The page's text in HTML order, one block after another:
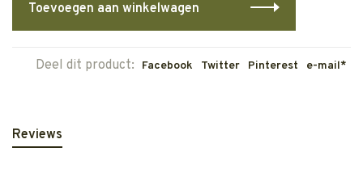
Toevoegen aan winkelwagen
Deel dit product: Facebook Twitter Pinterest e-mail*
Reviews